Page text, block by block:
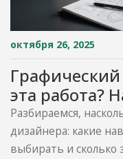
октября 26, 2025
эта работа?
зарплата
Разбираемся,
дизайнера: какие
выбирать и сколько